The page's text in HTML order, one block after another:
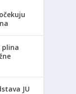
plina
JU